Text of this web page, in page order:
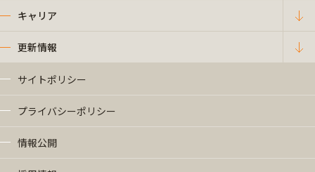
キャリア
更新情報
サイトポリシー
プライバシーポリシー
情報公開